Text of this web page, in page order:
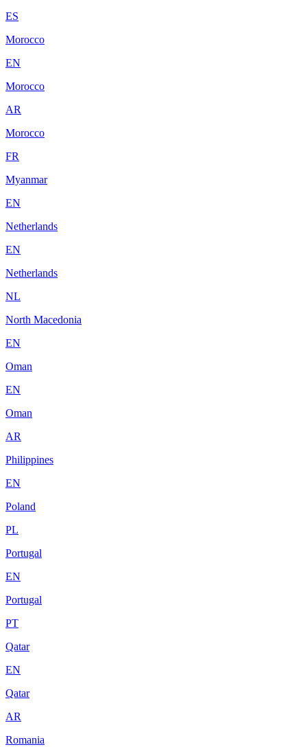
ES
Morocco
EN
Morocco
AR
Morocco
FR
Myanmar
EN
Netherlands
EN
Netherlands
NL
North Macedonia
EN
Oman
EN
Oman
AR
Philippines
EN
Poland
PL
Portugal
EN
Portugal
PT
Qatar
EN
Qatar
AR
Romania